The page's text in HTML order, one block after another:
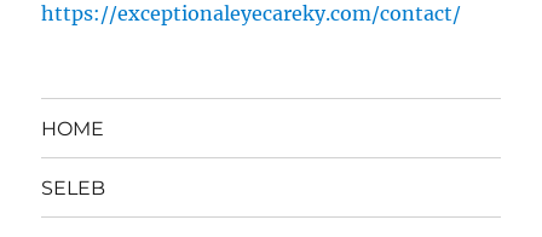
https://exceptionaleyecareky.com/contact/
HOME
SELEB